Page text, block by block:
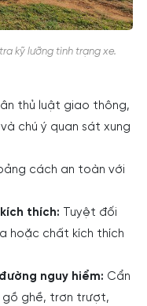
kỹ lưỡng tình trạng xe.
thủ luật giao thông,
chú ý quan sát xung
cách an toàn với
thích: Tuyệt đối
hoặc chất kích thích
nguy hiểm: Cẩn
gồ ghề, trơn trượt,